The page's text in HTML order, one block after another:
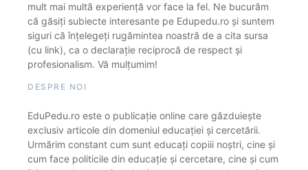
mult mai multă experiență vor face la fel. Ne bucurăm
că găsiți subiecte interesante pe Edupedu.ro și suntem
siguri că înțelegeți rugămintea noastră de a cita sursa
(cu link), ca o declarație reciprocă de respect și
profesionalism. Vă mulțumim!
DESPRE NOI
EduPedu.ro este o publicație online care găzduiește
exclusiv articole din domeniul educației și cercetării.
Urmărim constant cum sunt educați copiii noștri, cine și
cum face politicile din educație și cercetare, cine și cum